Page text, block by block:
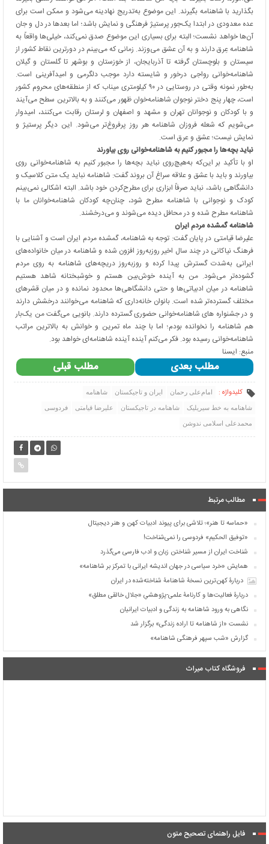
بگذارید با شاهنامه بگیرند. این موضوع به‌تدریج نهادینه می‌شود و ممکن است برای
عده معدودی در ابتدا یک‌جور پرستیژ فرهنگی و نمایش باشد؛ اما بعدها در دل و جان
آن‌ها خواهد نشست؛ البته برای بسیاری این موضوع صدق نمی‌کند، خیلی‌ها واقعاً به
شاهنامه عِرق دارند و به آن عشق می‌وزند. زمانی که می‌بینم در دورترین نقاط کشور از
سیستان و بلوچستان گرفته تا آذربایجان، از خوزستان و بوشهر تا گلستان و گیلان
شاهنامه‌خوانی رواجی درخور و شایسته دارد موجب دلگرمی و امیدآفرینی است.
به‌طور نمونه وقتی در روستایی در ۹۰ کیلومتری میناب که از منطقه‌های محروم کشور
است، چهار پنج دختر نوجوان شاهنامه‌خوان ظهور می‌کنند و به بالاترین سطح می‌آیند
و با کودکان و نوجوانان تهران و مشهد و اصفهان و لرستان رقابت می‌کنند، امیدوار
می‌شویم که شعله فروزان شاهنامه هر روز پرفروغ‌تر می‌شود. این دیگر پرستیژ و
نمایش نیست؛ عشق و عرق است.
نباید بچه‌ها را مجبور کنیم به شاهنامه‌خوانی روی بیاورند
او با تأکید بر این‌که به‌هیچ‌روی نباید بچه‌ها را مجبور کنیم به شاهنامه‌خوانی روی
بیاورند و باید با عشق و علاقه سراغ آن بروند گفت: شاهنامه نباید یک متن کلاسیک و
دانشگاهی باشد، نباید صرفاً ابزاری برای مطرح‌کردن خود باشد. البته اشکالی نمی‌بینم
کودک و نوجوانی با شاهنامه مطرح شود، چنان‌چه کودکان شاهنامه‌خوانان ما با
شاهنامه مطرح شده و در محافل دیده می‌شوند و می‌درخشند.
شاهنامه گمشده مردم ایران
علیرضا قیامتی در پایان گفت: توجه به شاهنامه، گمشده مردم ایران است و آشنایی با
فرهنگ نیاکانی در چند سال اخیر روزبه‌روز افزون شده و شاهنامه در میان خانواده‌های
ایرانی به‌شدت گسترش پیدا کرده و روزبه‌روز دریچه‌های شاهنامه به روی مردم
گشوده‌تر می‌شود. من به آینده خوش‌بین هستم و خوشبختانه شاهد هستیم
شاهنامه در میان ادبیاتی‌ها و حتی دانشگاهی‌ها محدود نمانده و در میان قشرهای
مختلف گسترده‌تر شده است. بانوان خانه‌داری که شاهنامه می‌خوانند درخشش دارند
و در جشنواره های شاهنامه‌خوانی حضوری گسترده دارند. بانویی می‌گفت من یک‌بار
هم شاهنامه را نخوانده بودم؛ اما با چند ماه تمرین و خوانش به بالاترین مراتب
شاهنامه‌خوانی رسیده بود. فکر می‌کنم آینده آینده شاهنامه‌ای خواهد بود.
منبع: ایسنا
مطلب قبلی مطلب بعدی
کلیدواژه : امام‌علی رحمان ایران و تاجیکستان شاهنامه
شاهنامه به خط سیریلیک شاهنامه در تاجیکستان علیرضا قیامتی فردوسی
محمدعلی اسلامی ندوشن
مطالب مرتبط
«حماسه تا هنر»؛ تلاشی برای پیوند ادبیات کهن و هنر دیجیتال
«توفیق الحکیم» فردوسی را نمی‌شناخت!
شناخت ایران از مسیر شناختن زبان و ادب فارسی می‌گذرد
همایش «خرد سیاسی در جهان اندیشه ایرانی با تمرکز بر شاهنامه»
دربارۀ کهن‌ترین نسخۀ شاهنامۀ شناخته‌شده در ایران
دربارۀ فعالیت‌ها و کارنامۀ علمی-پژوهشیِ «جلال خالقی مطلق»
نگاهی به ورود شاهنامه به زندگی و ادبیات ایرانیان
نشست «از شاهنامه تا اراده زندگی» برگزار شد
گزارش «شب سپهر فرهنگی شاهنامه»
فروشگاه کتاب میراث
فایل راهنمای تصحیح متون